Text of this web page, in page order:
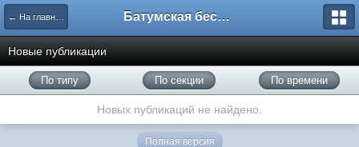
← На главную Батумская беседка
Новые публикации
По типу По секции По времени
Новых публикаций не найдено.
Полная версия